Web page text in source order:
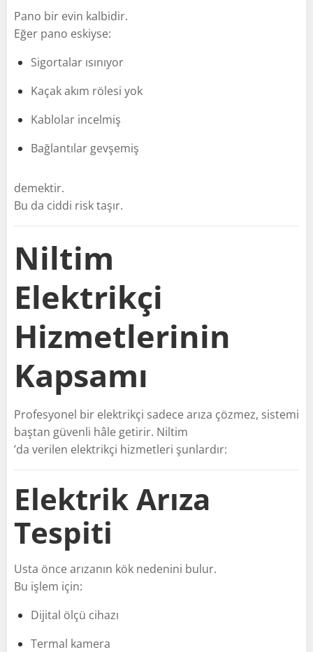
Pano bir evin kalbidir.
Eğer pano eskiyse:
Sigortalar ısınıyor
Kaçak akım rölesi yok
Kablolar incelmiş
Bağlantılar gevşemiş
demektir.
Bu da ciddi risk taşır.
Niltim
Elektrikçi
Hizmetlerinin
Kapsamı
Profesyonel bir elektrikçi sadece arıza çözmez, sistemi
baştan güvenli hâle getirir. Niltim
’da verilen elektrikçi hizmetleri şunlardır:
Elektrik Arıza
Tespiti
Usta önce arızanın kök nedenini bulur.
Bu işlem için:
Dijital ölçü cihazı
Termal kamera